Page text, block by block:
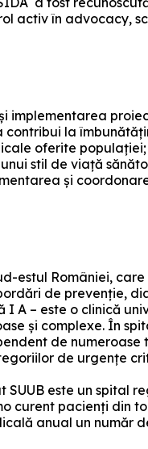
activ în advocacy,
implementarea
la
oferite
stil de viață
și
estul României,
de prevenție,
A – este o clinică
și complexe. În
de numeroase
de urgențe
este un spital
curent pacienți din
anual un număr